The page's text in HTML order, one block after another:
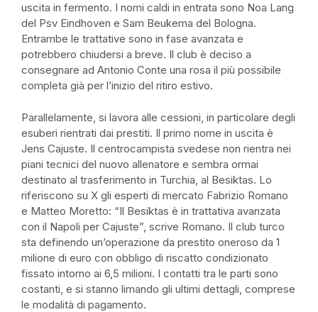
uscita in fermento. I nomi caldi in entrata sono Noa Lang
del Psv Eindhoven e Sam Beukema del Bologna.
Entrambe le trattative sono in fase avanzata e
potrebbero chiudersi a breve. Il club è deciso a
consegnare ad Antonio Conte una rosa il più possibile
completa già per l’inizio del ritiro estivo.
Parallelamente, si lavora alle cessioni, in particolare degli
esuberi rientrati dai prestiti. Il primo nome in uscita è
Jens Cajuste. Il centrocampista svedese non rientra nei
piani tecnici del nuovo allenatore e sembra ormai
destinato al trasferimento in Turchia, al Besiktas. Lo
riferiscono su X gli esperti di mercato Fabrizio Romano
e Matteo Moretto: “Il Besiktas è in trattativa avanzata
con il Napoli per Cajuste”, scrive Romano. Il club turco
sta definendo un’operazione da prestito oneroso da 1
milione di euro con obbligo di riscatto condizionato
fissato intorno ai 6,5 milioni. I contatti tra le parti sono
costanti, e si stanno limando gli ultimi dettagli, comprese
le modalità di pagamento.